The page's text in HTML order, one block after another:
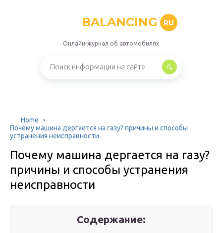
BALANCING RU
Онлайн-журнал об автомобилях
Home
Почему машина дергается на газу? причины и способы
устранения неисправности
Почему машина дергается на газу?
причины и способы устранения
неисправности
Содержание: